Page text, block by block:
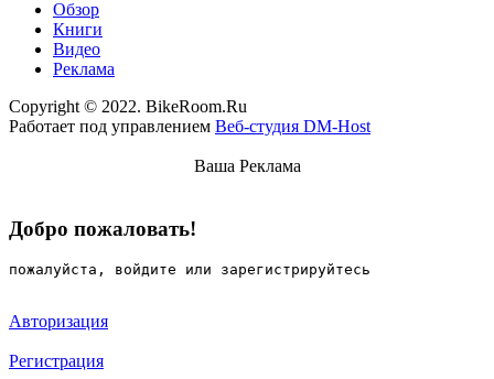
Обзор
Книги
Видео
Реклама
Copyright © 2022. BikeRoom.Ru
Работает под управлением Веб-студия DM-Host
Ваша Реклама
Добро пожаловать!
пожалуйста, войдите или зарегистрируйтесь
Авторизация
Регистрация